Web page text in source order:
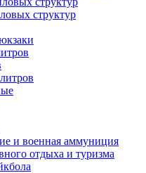
структур
и военная аммуниция
отдыха и туризма